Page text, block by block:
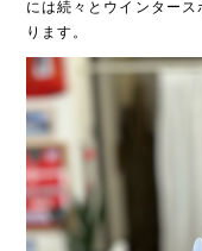
には続々とウインター
ります。